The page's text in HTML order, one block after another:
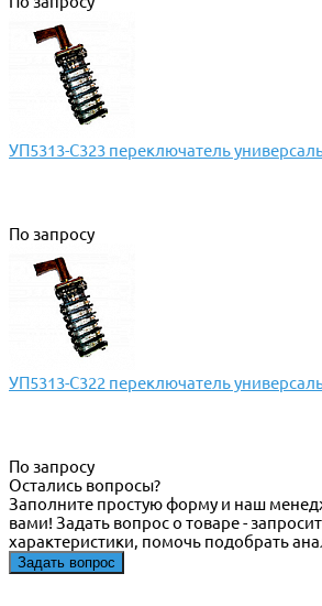
УП5313-С323 переключатель
По запросу
УП5313-С322 переключатель
По запросу
Остались вопросы?
Заполните простую форму и наш
вами! Задать вопрос о товаре -
характеристики, помочь подобрать
Задать вопрос